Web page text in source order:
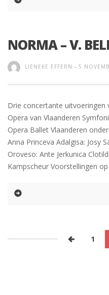
NORMA – V.
LIENEKE EFFERN - 5
Drie concertante uitvoeringen
Opera van Vlaanderen
Opera Ballet Vlaanderen
Anna Princeva Adalgisa: Josy
Oroveso: Ante Jerkunica
Kampscheur Voorstellingen
1